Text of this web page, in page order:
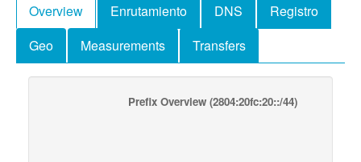
Overview Enrutamiento DNS
Registro
Geo
Measurements Transfers
Prefix Overview(2804:20fc:20::/44)